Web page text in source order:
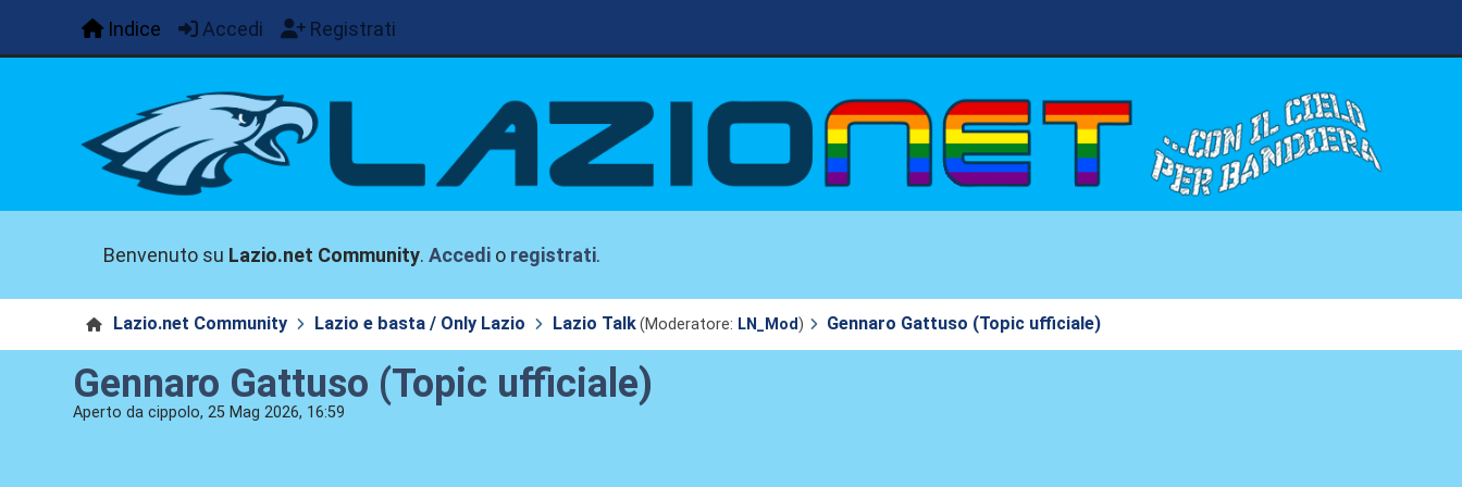
Indice Accedi Registrati
Benvenuto su Lazio.net Community.Accedi o registrati.
Lazio.net Community Lazio e basta / Only Lazio Lazio Talk(Moderatore: LN_Mod) Gennaro Gattuso (Topic ufficiale)
Gennaro Gattuso (Topic ufficiale)
Aperto da cippolo, 25 Mag 2026, 16:59